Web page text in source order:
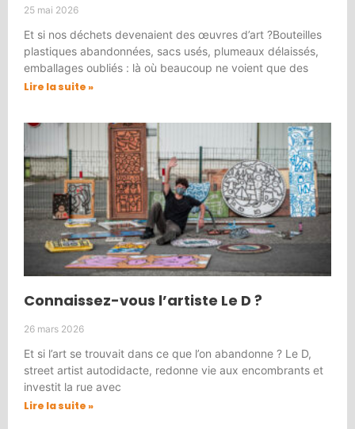
25 mai 2026
Et si nos déchets devenaient des œuvres d’art ?Bouteilles
plastiques abandonnées, sacs usés, plumeaux délaissés,
emballages oubliés : là où beaucoup ne voient que des
Lire la suite »
Connaissez-vous l’artiste Le D ?
26 mars 2026
Et si l’art se trouvait dans ce que l’on abandonne ? Le D,
street artist autodidacte, redonne vie aux encombrants et
investit la rue avec
Lire la suite »